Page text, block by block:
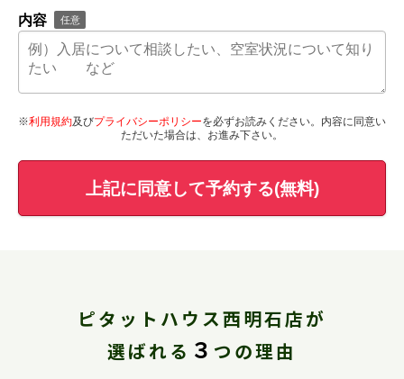
内容 任意
※利用規約及びプライバシーポリシーを必ずお読みください。内容に同意い
ただいた場合は、お進み下さい。
上記に同意して予約する(無料)
ピタットハウス西明石店が
選ばれる ３ つの理由